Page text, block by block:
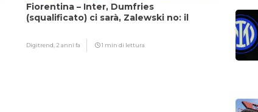
Fiorentina – Inter, Dumfries
(squalificato) ci sarà, Zalewski no: il
Digitrend,2 anni fa 1 min di lettura